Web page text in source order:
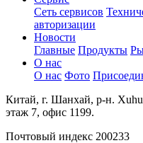
Сеть сервисов
авторизации
Новости
Главные Продукты
О нас
О нас Фото
Китай, г. Шанхай, р-н.
этаж 7, офис 1199.
Почтовый индекс 200233